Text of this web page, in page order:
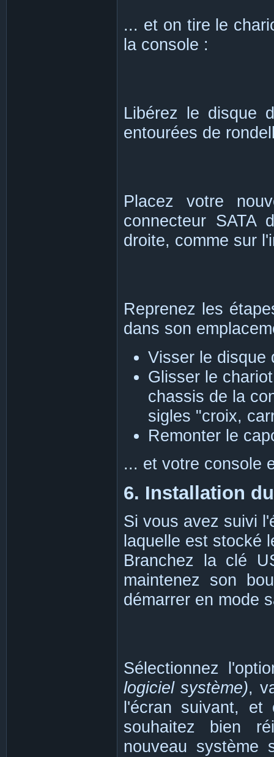
... et on tire le
la console :
Libérez le disque
entourées de
Placez votre
connecteur
droite, comme sur
Reprenez les
dans son
Visser le disque
Glisser le
chassis de la
sigles "croix,
Remonter le
... et votre console
6. Installation
Si vous avez suivi
laquelle est stocké
Branchez la clé
maintenez son
démarrer en mode
Sélectionnez
logiciel système),
l'écran suivant,
souhaitez bien
nouveau système